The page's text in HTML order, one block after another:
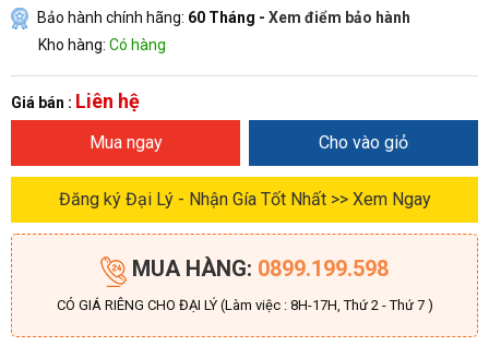
Bảo hành chính hãng: 60 Tháng - Xem điểm bảo hành
Kho hàng: Có hàng
Giá bán : Liên hệ
Mua ngay Cho vào giỏ
Đăng ký Đại Lý - Nhận Gía Tốt Nhất >> Xem Ngay
MUA HÀNG: 0899.199.598
CÓ GIÁ RIÊNG CHO ĐẠI LÝ (Làm việc : 8H-17H, Thứ 2 - Thứ 7 )